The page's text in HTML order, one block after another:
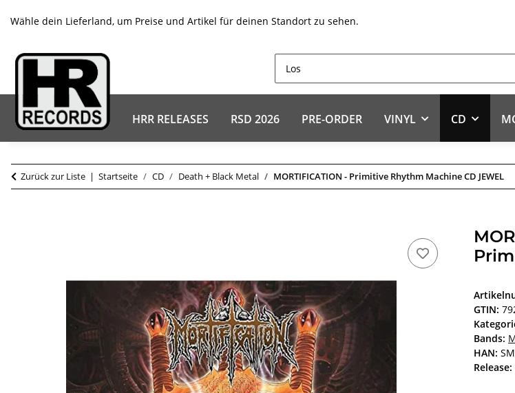
Wähle dein Lieferland, um Preise und Artikel für deinen Standort zu sehen.
HRR RELEASES RSD 2026 PRE-ORDER VINYL CD
Zurück zur Liste Startseite CD Death + Black Metal MORTIFICATION - Primitive Rhythm Machine CD JEWEL
GTIN:
Bands:
HAN:
Release: